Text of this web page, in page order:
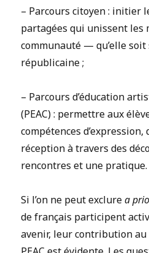
– Parcours citoyen : initier
partagées qui unissent les
communauté — qu’elle
républicaine ;
– Parcours d’éducation
(PEAC) : permettre aux
compétences
réception à travers des
rencontres et une pratique.
Si l’on ne peut exclurea
de français participent
avenir, leur contribution